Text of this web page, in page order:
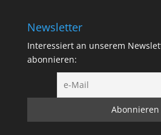
Newsletter
Interessiert an unserem
abonnieren: